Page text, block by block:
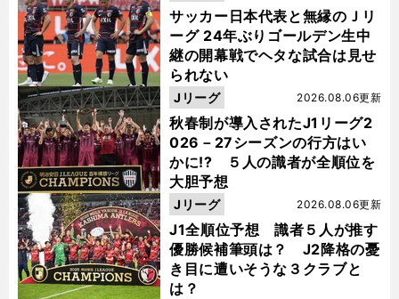
サッカー日本代表と無縁のＪリ
ーグ 24年ぶりゴールデン生中
継の開幕戦でヘタな試合は見せ
られない
秋春制が導入されたJ1リーグ2
026－27シーズンの行方はい
かに!? ５人の識者が全順位を
大胆予想
2026.08.06更新
Jリーグ
J1全順位予想 識者５人が推す
優勝候補筆頭は？ J2降格の憂
き目に遭いそうな３クラブと
は？
2026.08.06更新
Jリーグ